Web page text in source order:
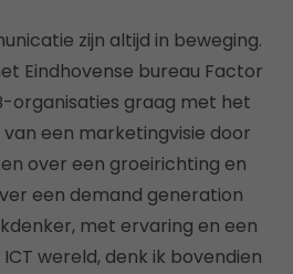
zijn altijd in beweging.
Eindhovense bureau Factor
organisaties graag met het
een marketingvisie door
over een groeirichting en
een demand generation
met ervaring en een
wereld, denk ik bovendien